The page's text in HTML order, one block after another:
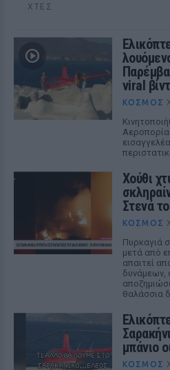
ΧΤΕΣ
viral
ΚΌΣΜΟΣ
Χούθι
Στενά
ΚΌΣΜΟΣ
Πυρκαγιά
μετά από
απαιτεί
δυνάμεων,
θαλάσσια
μπάνιο
ΚΌΣΜΟΣ